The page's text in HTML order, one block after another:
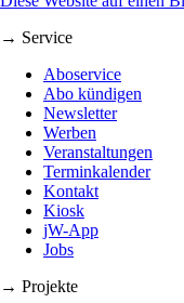
→ Service
Aboservice
Abo kündigen
Newsletter
Werben
Veranstaltungen
Terminkalender
Kontakt
Kiosk
jW-App
Jobs
→ Projekte